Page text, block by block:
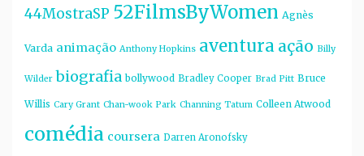
44MostraSP 52FilmsByWomen Agnès
Varda animação Anthony Hopkins aventura ação Billy
Wilder biografia bollywood Bradley Cooper Brad Pitt Bruce
Willis Cary Grant Chan-wook Park Channing Tatum Colleen Atwood
comédia coursera Darren Aronofsky